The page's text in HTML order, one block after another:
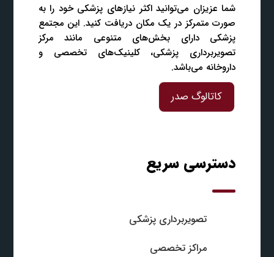
شما عزیزان می‌توانید اکثر نیازهای پزشکی خود را به
صورت متمرکز در یک مکان دریافت کنید. این مجتمع
پزشکی دارای بخش‌های متنوعی مانند مرکز
تصویربرداری پزشکی، کلینیک‌های تخصصی و
داروخانه می‌باشد.
کاتالوگ صدر
دسترسی سریع
تصویربرداری پزشکی
مراکز تخصصی